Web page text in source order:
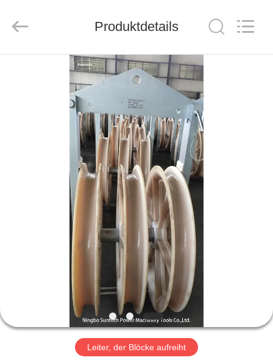
PRODUKTE
WERKSBESICHTIGUNG
QUALITÄTSKONTROLLE
NEUIGKEITEN
BITTE UM
Tools
Co.,Ltd..
Reserved.
Produktdetails
Leiter, der Blöcke aufreiht